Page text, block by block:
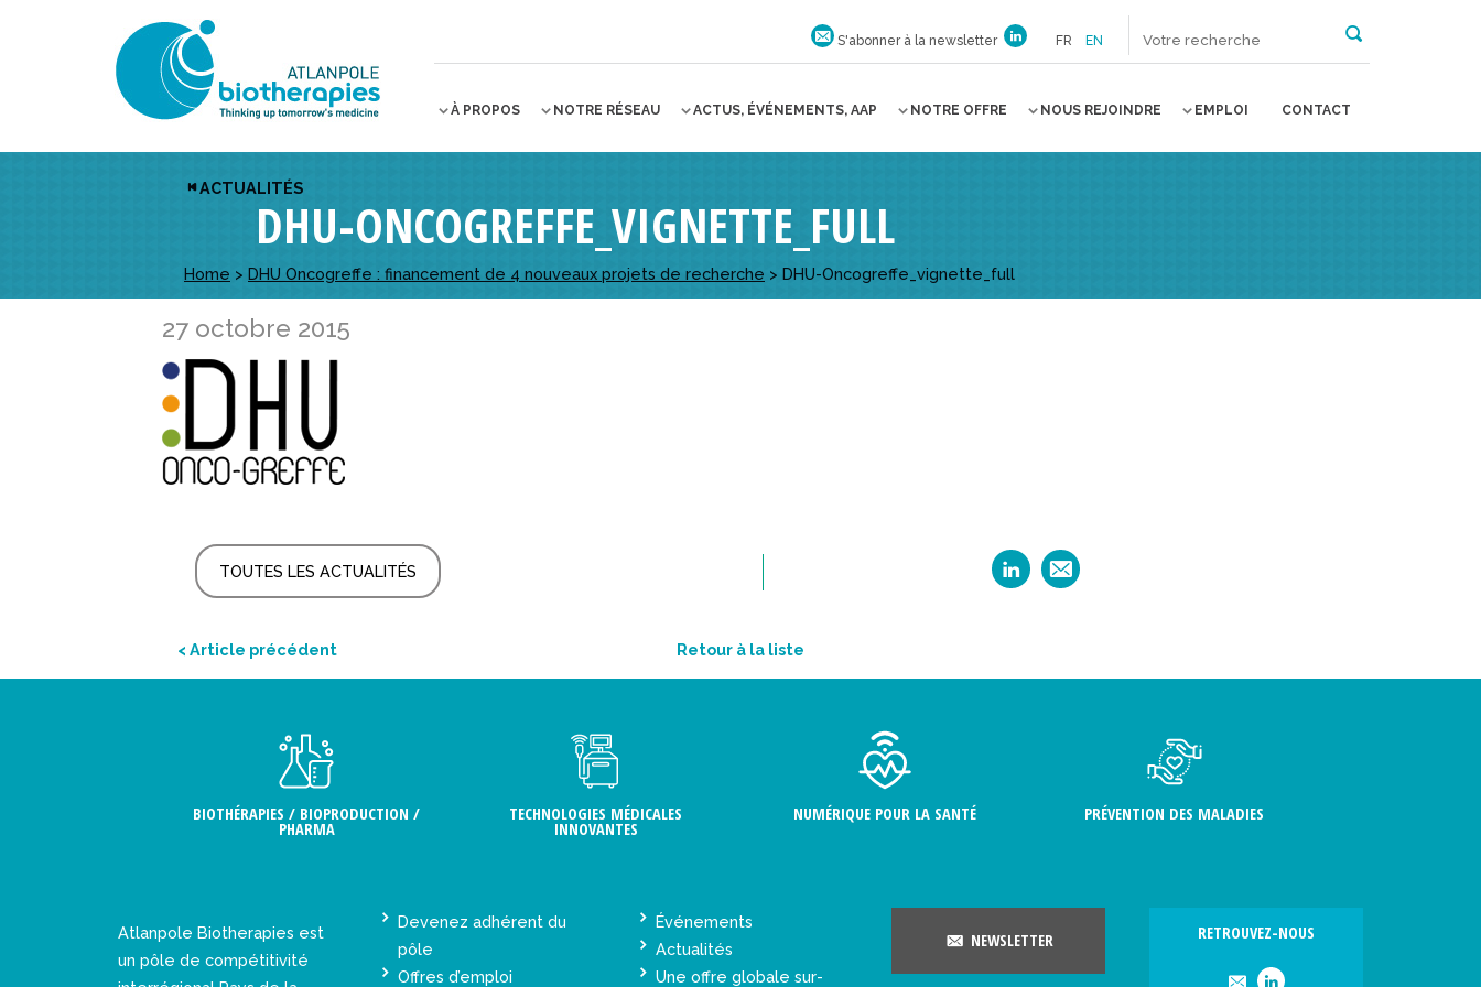
S'abonner à la newsletter FR EN
À PROPOS NOTRE RÉSEAU ACTUS, ÉVÉNEMENTS, AAP NOTRE OFFRE NOUS REJOINDRE EMPLOI CONTACT
ACTUALITÉS
DHU-ONCOGREFFE_VIGNETTE_FULL
Home > DHU Oncogreffe : financement de 4 nouveaux projets de recherche > DHU-Oncogreffe_vignette_full
27 octobre 2015
TOUTES LES ACTUALITÉS
< Article précédent Retour à la liste
BIOTHÉRAPIES / BIOPRODUCTION /
PHARMA
TECHNOLOGIES MÉDICALES
INNOVANTES
NUMÉRIQUE POUR LA SANTÉ PRÉVENTION DES MALADIES
Atlanpole Biotherapies est
un pôle de compétitivité
Devenez adhérent du
pôle
Offres d’emploi
Événements
Actualités
Une offre globale sur-
NEWSLETTER RETROUVEZ-NOUS